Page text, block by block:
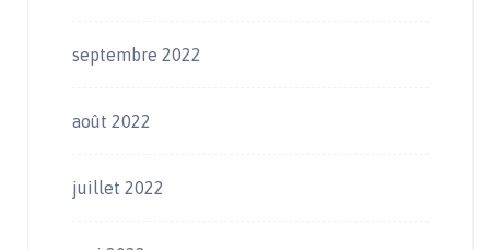
septembre 2022
août 2022
juillet 2022